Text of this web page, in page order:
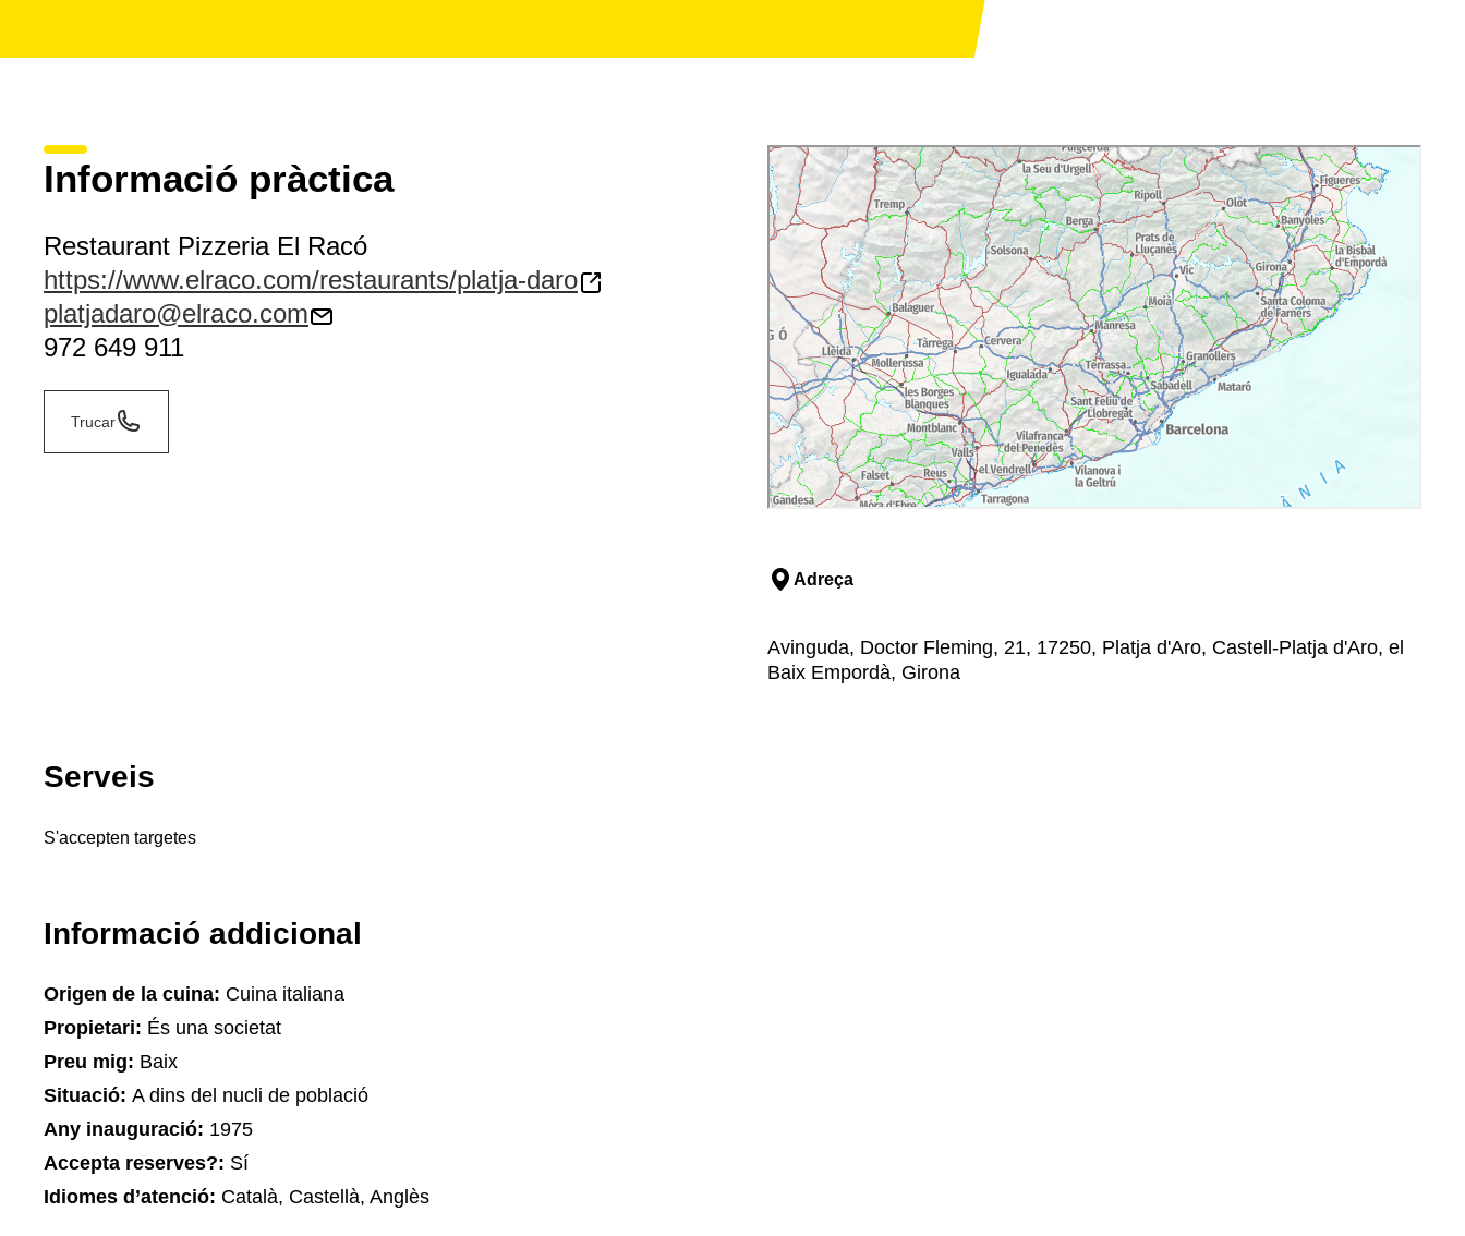
Informació pràctica
Restaurant Pizzeria El Racó
https://www.elraco.com/restaurants/platja-daro
platjadaro@elraco.com
972 649 911
Trucar
Adreça
Avinguda, Doctor Fleming, 21, 17250, Platja d'Aro, Castell-Platja d'Aro, el
Baix Empordà, Girona
Serveis
S'accepten targetes
Informació addicional
Origen de la cuina: Cuina italiana
Propietari: És una societat
Preu mig: Baix
Situació: A dins del nucli de població
Any inauguració: 1975
Accepta reserves?: Sí
Idiomes d’atenció: Català, Castellà, Anglès